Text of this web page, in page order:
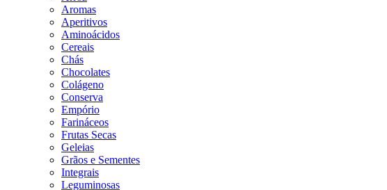
Aromas
Aperitivos
Aminoácidos
Cereais
Chás
Chocolates
Colágeno
Conserva
Empório
Farináceos
Frutas Secas
Geleias
Grãos e Sementes
Integrais
Leguminosas